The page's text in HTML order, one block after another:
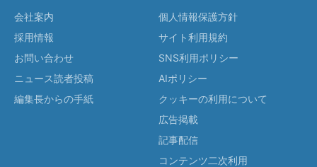
会社案内
採用情報
お問い合わせ
ニュース読者投稿
編集長からの手紙
個人情報保護方針
サイト利用規約
SNS利用ポリシー
AIポリシー
クッキーの利用について
広告掲載
記事配信
コンテンツ二次利用